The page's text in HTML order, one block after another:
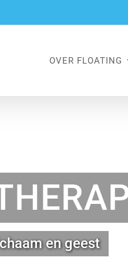
OVER FLOATING
en geest